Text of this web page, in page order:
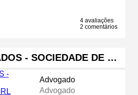
4 avaliações
2 comentários
- SOCIEDADE DE …
Advogado
Advogado